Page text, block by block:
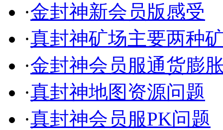
·金封神新会员版感受
·真封神矿场主要两种
·金封神会员服通货膨
·真封神地图资源问题
·真封神会员服PK问题